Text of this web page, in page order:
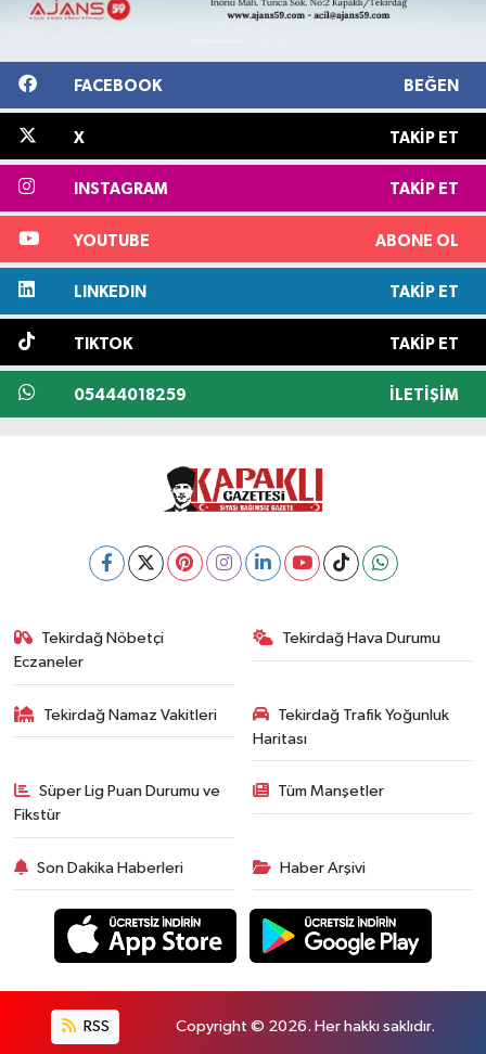
FACEBOOK BEĞEN
X TAKIP ET
INSTAGRAM TAKIP ET
YOUTUBE ABONE OL
LINKEDIN TAKIP ET
TIKTOK TAKIP ET
05444018259 İLETIŞIM
Tekirdağ Nöbetçi
Eczaneler
Tekirdağ Hava Durumu
Tekirdağ Namaz Vakitleri
Tekirdağ Trafik Yoğunluk
Haritası
Süper Lig Puan Durumu ve
Fikstür
Tüm Manşetler
Son Dakika Haberleri Haber Arşivi
RSS Copyright © 2026. Her hakkı saklıdır.